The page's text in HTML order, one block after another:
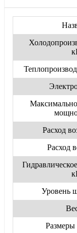
Расход
Расход
Уровень
Размеры